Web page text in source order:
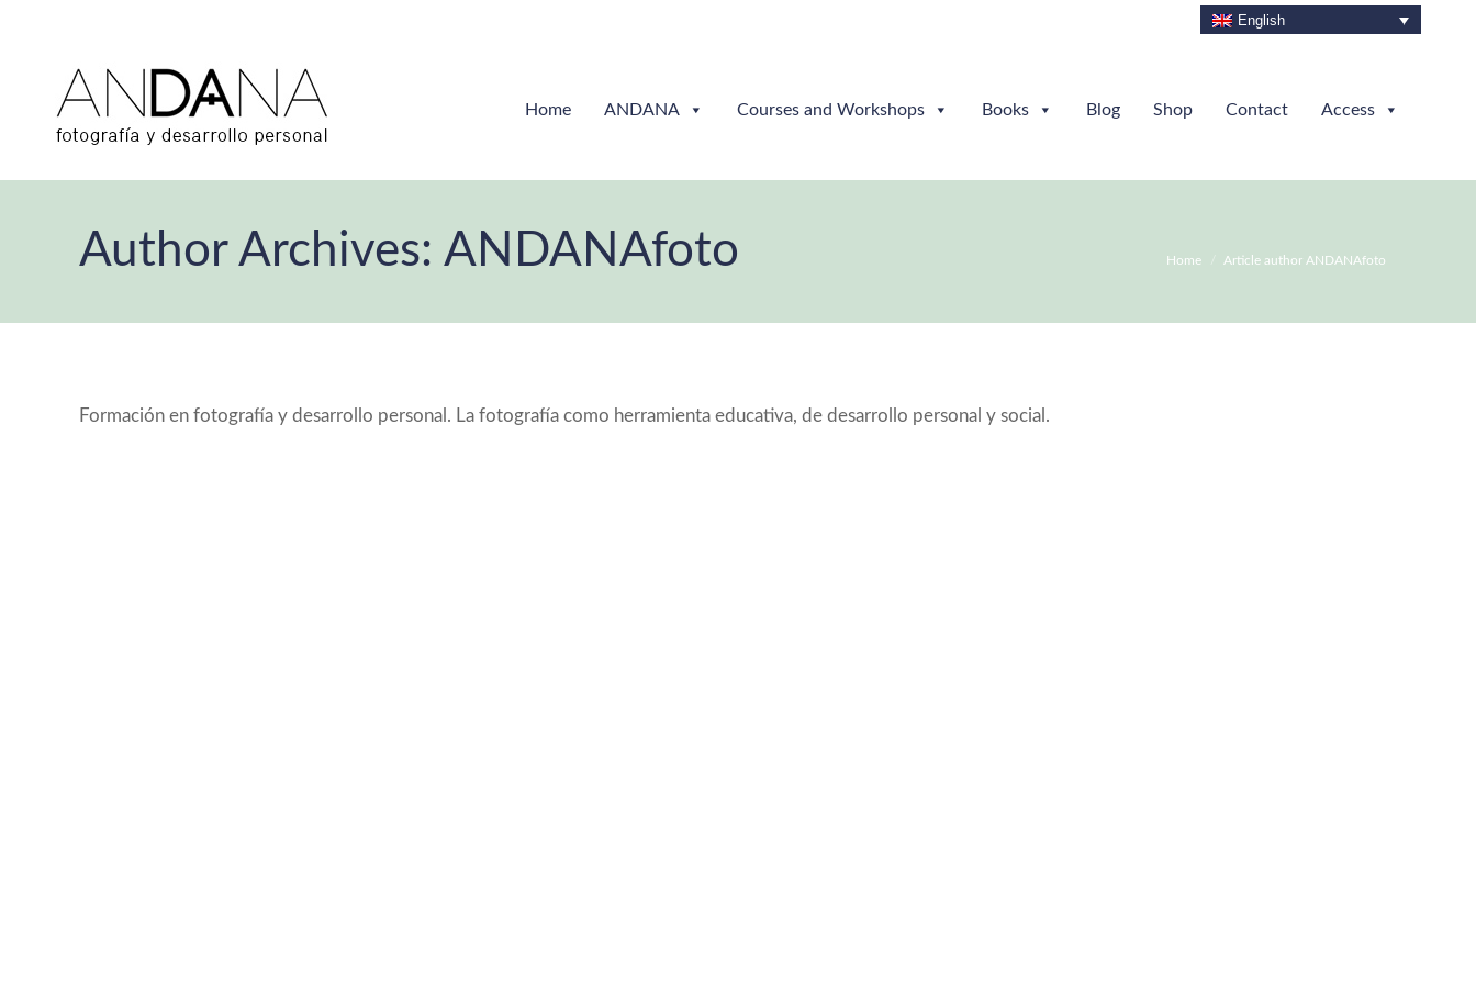
English
Home ANDANA Courses and Workshops Books Blog Shop Contact Access
Author Archives: ANDANAfoto Home Article author ANDANAfoto
Formación en fotografía y desarrollo personal. La fotografía como herramienta educativa, de desarrollo personal y social.